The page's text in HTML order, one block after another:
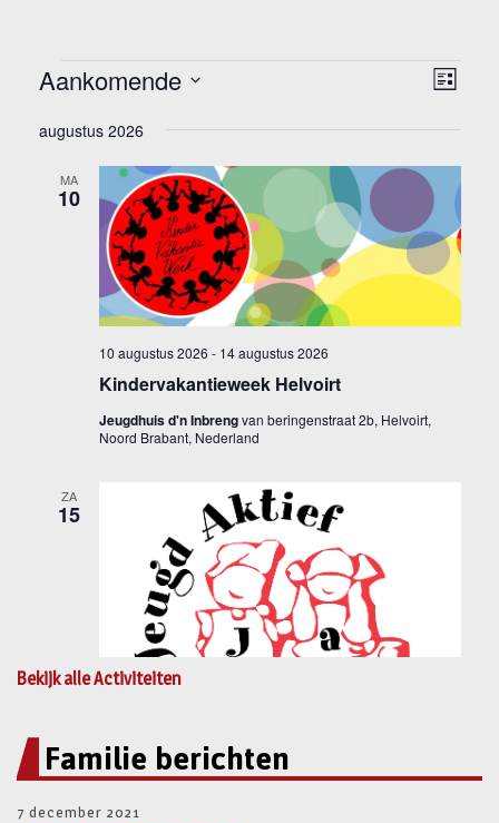
Bekijk alle Activiteiten
Familie berichten
7 december 2021